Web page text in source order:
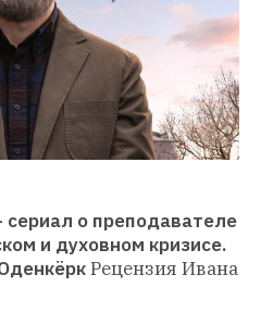
о преподавателе
и духовном кризисе.
Рецензия Ивана